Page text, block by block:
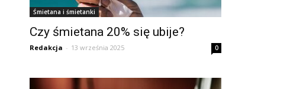
Śmietana i śmietanki
Czy śmietana 20% się ubije?
Redakcja - 13 września 2025 0